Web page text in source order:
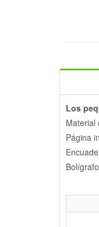
Los
Material
Página